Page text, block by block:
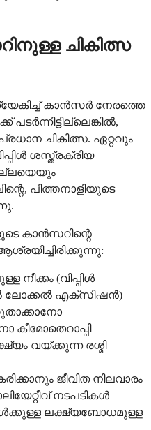
ചികിത്സ
കാൻസർ നേരത്തെ
ചികിത്സ. ഏറ്റവും
ശസ്ത്രക്രിയ
പിത്തനാളിയുടെ
കാൻസറിന്റെ
നീക്കം (വിപ്പിൾ
ലോക്കൽ എക്സിഷൻ)
വയ്ക്കുന്ന രശ്മി
ജീവിത നിലവാരം
നടപടികൾ
ലക്ഷ്യബോധമുള്ള